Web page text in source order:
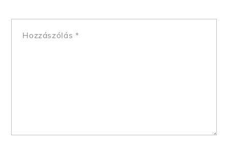
Hozzászólás *